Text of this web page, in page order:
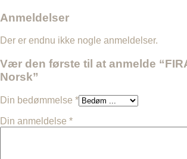
Anmeldelser
Der er endnu ikke nogle anmeldelser.
Vær den første til at anmelde
Norsk”
Din bedømmelse *
Din anmeldelse *